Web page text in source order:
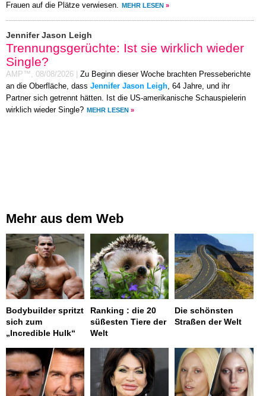
Frauen auf die Plätze verwiesen.
MEHR LESEN »
Jennifer Jason Leigh
Trennungsgerüchte: Ist sie wirklich wieder
Single?
AMP™, 08/08/2026
Zu Beginn dieser Woche brachten Presseberichte
an die Oberfläche, dass Jennifer Jason Leigh , 64 Jahre, und ihr
Partner sich getrennt hätten. Ist die US-amerikanische Schauspielerin
wirklich wieder Single? MEHR LESEN »
Mehr aus dem Web
Bodybuilder spritzt
sich zum
„Incredible Hulk“
Ranking : die 20
süßesten Tiere der
Welt
Die schönsten
Straßen der Welt